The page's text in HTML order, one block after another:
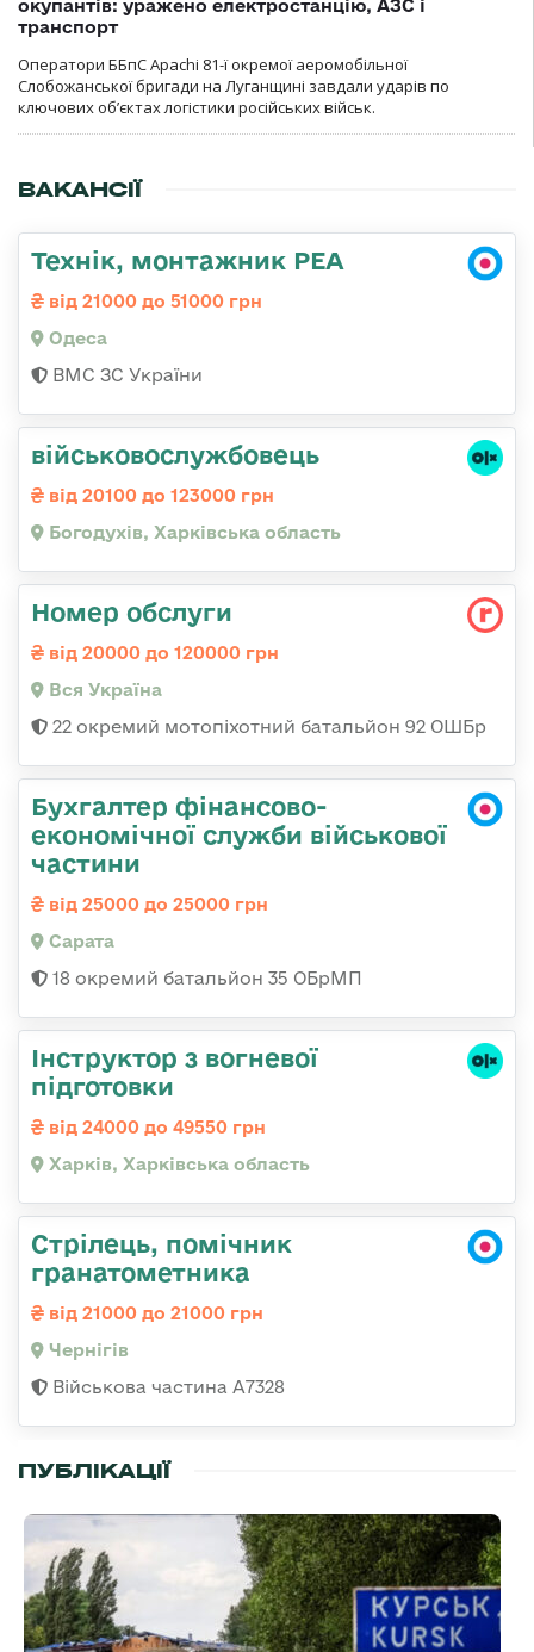
окупантів: уражено електростанцію, АЗС і
транспорт
Оператори ББпС Apachi 81-ї окремої аеромобільної
Слобожанської бригади на Луганщині завдали ударів по
ключових об’єктах логістики російських військ.
ВАКАНСІЇ
Технік, монтажник РЕА
від 21000 до 51000 грн
Одеса
ВМС ЗС України
військовослужбовець
від 20100 до 123000 грн
Богодухів, Харківська область
Номер обслуги
від 20000 до 120000 грн
Вся Україна
22 окремий мотопіхотний батальйон 92 ОШБр
Бухгалтер фінансово-
економічної служби військової
частини
від 25000 до 25000 грн
Сарата
18 окремий батальйон 35 ОБрМП
Інструктор з вогневої
підготовки
від 24000 до 49550 грн
Харків, Харківська область
Стрілець, помічник
гранатометника
від 21000 до 21000 грн
Чернігів
Військова частина А7328
ПУБЛІКАЦІЇ